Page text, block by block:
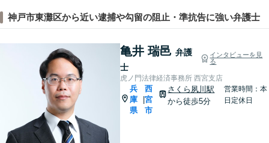
神戸市東灘区から近い逮捕や勾留の阻止・準抗告に強い弁護士
亀井 瑞邑 弁護
士
インタビューを見
る
虎ノ門法律経済事務所 西宮支店
兵
庫
県
|
西
宮
市
さくら夙川駅
から徒歩5分
営業時間：本
日定休日